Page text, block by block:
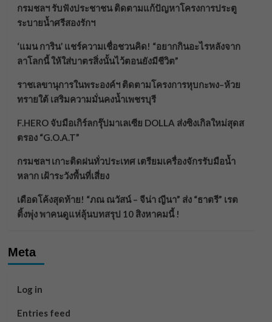
กรมชลฯ รับฟังประชาชน ติดตามแก้ปัญหาโครงการประตู
ระบายน้ำศรีสองรักฯ
‘แมน การิน’ แชร์ความเชื่อชวนคิด! “อยากกินอะไรหลังจาก
ลาโลกนี้ ให้ใส่บาตรสิ่งนั้นไว้ตอนยังมีชีวิต”
ราชเลขานุการในพระองค์ฯ ติดตามโครงการหุบกะพง–ห้วย
ทรายใต้ เสริมความมั่นคงน้ำเพชรบุรี
F.HERO จับมือเกิร์ลกรุ๊ปมาเลเซีย DOLLA ส่งซิงเกิลใหม่สุดส
ตรอง “G.O.A.T”
กรมชลฯ เกาะติดฝนทั่วประเทศ เตรียมเครื่องจักรรับมือน้ำ
หลาก เฝ้าระวังพื้นที่เสี่ยง
เดือดโค้งสุดท้าย! “ภณ ณวัสน์ – จีน่า ญีนา” ส่ง “ธาตรี” เรต
ติ้งพุ่ง พาคนดูแห่ลุ้นบทสรุป 10 สิงหาคมนี้ !
Meta
Log in
Entries feed